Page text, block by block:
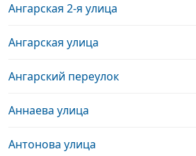
Ангарская 2-я улица
Ангарская улица
Ангарский переулок
Аннаева улица
Антонова улица